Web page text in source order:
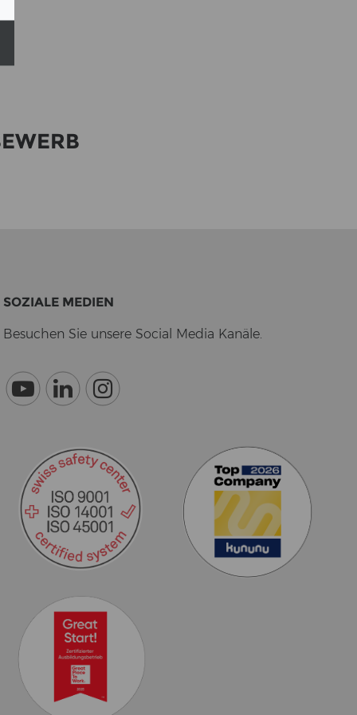
SO­ZIA­LE ME­DI­EN
Be­su­chen Sie un­se­re So­cial Media Ka­nä­le.